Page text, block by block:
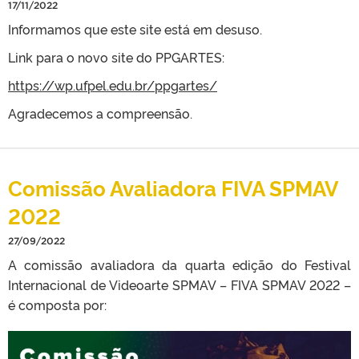
17/11/2022
Informamos que este site está em desuso.
Link para o novo site do PPGARTES:
https://wp.ufpel.edu.br/ppgartes/
Agradecemos a compreensão.
Comissão Avaliadora FIVA SPMAV
2022
27/09/2022
A comissão avaliadora da quarta edição do Festival
Internacional de Videoarte SPMAV – FIVA SPMAV 2022 –
é composta por: